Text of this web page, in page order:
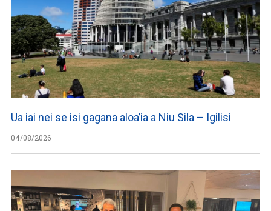
Ua iai nei se isi gagana aloa’ia a Niu Sila – Igilisi
04/08/2026